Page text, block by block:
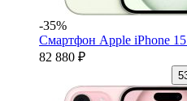
-35%
Смартфон Apple iPhone
82 880 ₽